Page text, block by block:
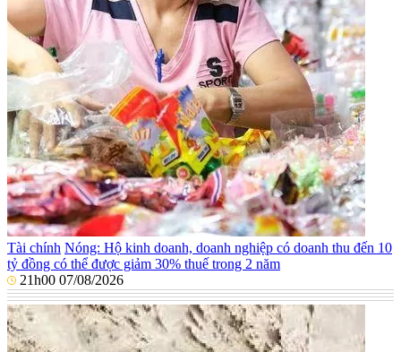
Tài chính Nóng: Hộ kinh doanh, doanh nghiệp có doanh thu đến 10
tỷ đồng có thể được giảm 30% thuế trong 2 năm
21h00 07/08/2026